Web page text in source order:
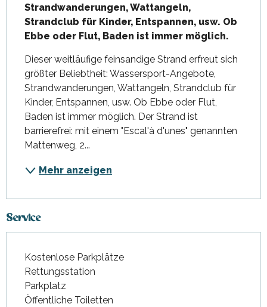
Strandwanderungen, Wattangeln,
Strandclub für Kinder, Entspannen, usw. Ob
Ebbe oder Flut, Baden ist immer möglich.
Dieser weitläufige feinsandige Strand erfreut sich
größter Beliebtheit: Wassersport-Angebote,
Strandwanderungen, Wattangeln, Strandclub für
Kinder, Entspannen, usw. Ob Ebbe oder Flut,
Baden ist immer möglich. Der Strand ist
barrierefrei: mit einem "Escal'à d'unes" genannten
Mattenweg, 2...
Mehr anzeigen
Service
Kostenlose Parkplätze
Rettungsstation
Parkplatz
Öffentliche Toiletten